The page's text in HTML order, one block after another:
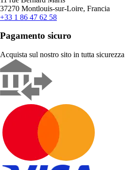
37270 Montlouis-sur-Loire, Francia
+33 1 86 47 62 58
Pagamento sicuro
Acquista sul nostro sito in tutta sicurezza